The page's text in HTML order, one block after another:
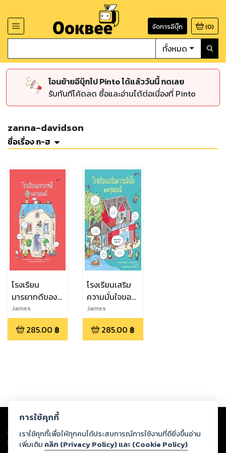
จัดการอีบุ๊ก (0)
ทั้งหมด
โอนย้ายอีบุ๊กไป Pinto ได้แล้ววันนี้ กดเลย
รับทันทีโค้ดลด ซื้อและอ่านได้ต่อเนื่องที่ Pinto
zanna-davidson
ชื่อเรื่อง ก-ฮ
โรงเรียน
มารยาทดีของ
ครูมอลลี่ (eb)
James
Maclaine,Zanna
Davidson
285.00 ฿
โรงเรียนเสริม
ความมั่นใจของ
ครูมอลลี่ (eb)
James
Maclaine,Zanna
Davidson
285.00 ฿
Copyright © 2026
ต่อผลงานหรือเนื้อหาใดที่อัปโหลดผ่านเว็บไซต์และปรากฏว่าละเมิดสิทธิใน
ทรัพย์สินทางปัญญาของบุคคลอื่นหรือขัดต่อกฎหมายและศีลธรรม ดังนั้น ผู้อ่าน
ทุกท่านโปรดใช้วิจารณญาณในการกลั่นกรองด้วยตนเอง และหากท่านพบว่าส่วน
การใช้คุกกี้
เราใช้คุกกี้เพื่อให้ทุกคนได้ประสบการณ์การใช้งานที่ดียิ่งขึ้นอ่าน
เพิ่มเติม คลิก (Privacy Policy) และ (Cookie Policy)